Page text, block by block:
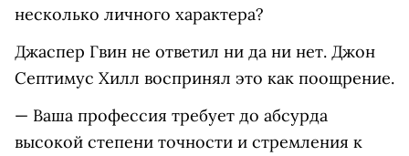
несколько личного характера?
Джаспер Гвин не ответил ни да ни нет. Джон
Септимус Хилл воспринял это как поощрение.
— Ваша профессия требует до абсурда
высокой степени точности и стремления к